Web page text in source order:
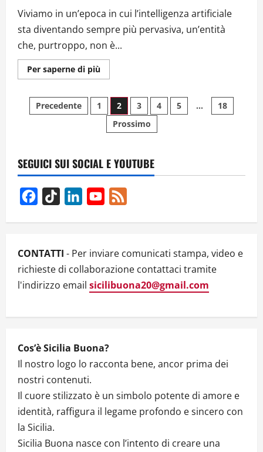
Viviamo in un’epoca in cui l’intelligenza artificiale
sta diventando sempre più pervasiva, un’entità
che, purtroppo, non è...
Per saperne di piùUlteriori
informazioni
Artificiale
e
il
futuro
degli
società
in
equilibrio
innovazione
e
umanità
Paginazione
articoli
Precedente 1 2 3 4 5 …
18
Prossimo
SEGUICI SUI SOCIAL E YOUTUBE
Facebook
TikTok LinkedInYouTube
CONTATTI - Per inviare comunicati stampa, video e
richieste di collaborazione contattaci tramite
l'indirizzo email sicilibuona20@gmail.com
Cos’è Sicilia Buona?
Il nostro logo lo racconta bene, ancor prima dei
nostri contenuti.
Il cuore stilizzato è un simbolo potente di amore e
identità, raffigura il legame profondo e sincero con
la Sicilia.
Sicilia Buona nasce con l’intento di creare una